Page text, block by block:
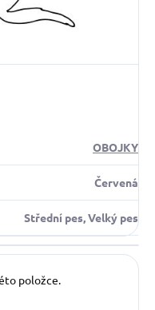
OBOJKY
Červená
Střední pes, Velký pes
položce.